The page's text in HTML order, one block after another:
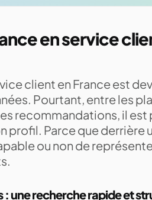
en service
client en France est
Pourtant, entre les
recommandations, il
profil. Parce que derrière
ou non de
: une recherche rapide et